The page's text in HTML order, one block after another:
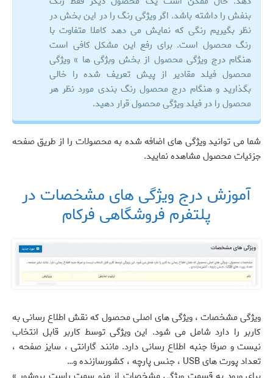
بنفش را داشته باشد. اگر ویژگی رنگ را در این بخش در
نظر بگیریم رنگی که نمایش می دهد کاملا متفاوت با
رنگ محصول است. برای رفع این مشکل کافی است
هنگام درج ویژگی محصول از بخش وبژگی ها » ویژگی
محصول فیلد مقادیر از پیش تعریف شده را خالی
بگذارید و هنگام درج محصول رنگ بندی مورد نظر هر
محصول را در فیلد ویژگی محصول قرار دهید.
شما می توانید ویژگی های اضافه شده به محصولات را از طریق صفحه
جزئیات محصول مشاهده نمایید.
آموزش درج ویژگی های مشخصات در
پلتفرم فروشگاهی فرکام
ویژگی مشخصات ، ویژگی های اصلی محصول که نقش اطلاع رسانی به
کاربر را دارد شامل می شود. این ویژگی توسط کاربر قابل انتخاب
نیست و صرفا جنبه اطلاع رسانی دارد. مانند گارانتی ، سایز صفحه ،
تعداد پورت های USB ، جنس پارچه ، کشورسازنده و…